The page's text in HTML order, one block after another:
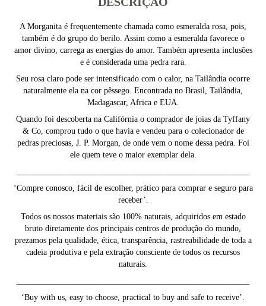
A Morganita é frequentemente chamada como esmeralda rosa, pois,
também é do grupo do berilo. Assim como a esmeralda favorece o
amor divino, carrega as energias do amor. Também apresenta inclusões
e é considerada uma pedra rara.
Seu rosa claro pode ser intensificado com o calor, na Tailândia ocorre
naturalmente ela na cor pêssego. Encontrada no Brasil, Tailândia,
Madagascar, Africa e EUA.
Quando foi descoberta na Califórnia o comprador de joias da Tyffany
& Co, comprou tudo o que havia e vendeu para o colecionador de
pedras preciosas, J. P. Morgan, de onde vem o nome dessa pedra. Foi
ele quem teve o maior exemplar dela.
‘Compre conosco, fácil de escolher, prático para comprar e seguro para
receber’.
Todos os nossos materiais são 100% naturais, adquiridos em estado
bruto diretamente dos principais centros de produção do mundo,
prezamos pela qualidade, ética, transparência, rastreabilidade de toda a
cadeia produtiva e pela extração consciente de todos os recursos
naturais.
‘Buy with us, easy to choose, practical to buy and safe to receive’.